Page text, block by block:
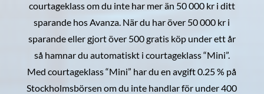
courtageklass om du inte har mer än 50 000 kr i ditt
sparande hos Avanza. När du har över 50 000 kr i
sparande eller gjort över 500 gratis köp under ett år
så hamnar du automatiskt i courtageklass “Mini”.
Med courtageklass “Mini” har du en avgift 0.25 % på
Stockholmsbörsen om du inte handlar för under 400